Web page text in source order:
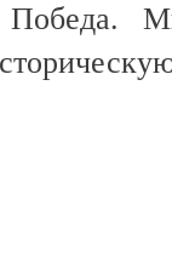
Победа.